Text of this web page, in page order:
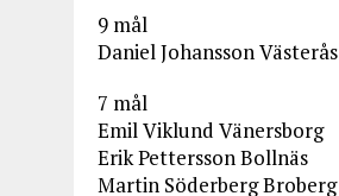
9 mål
Daniel Johansson Västerås
7 mål
Emil Viklund Vänersborg
Erik Pettersson Bollnäs
Martin Söderberg Broberg